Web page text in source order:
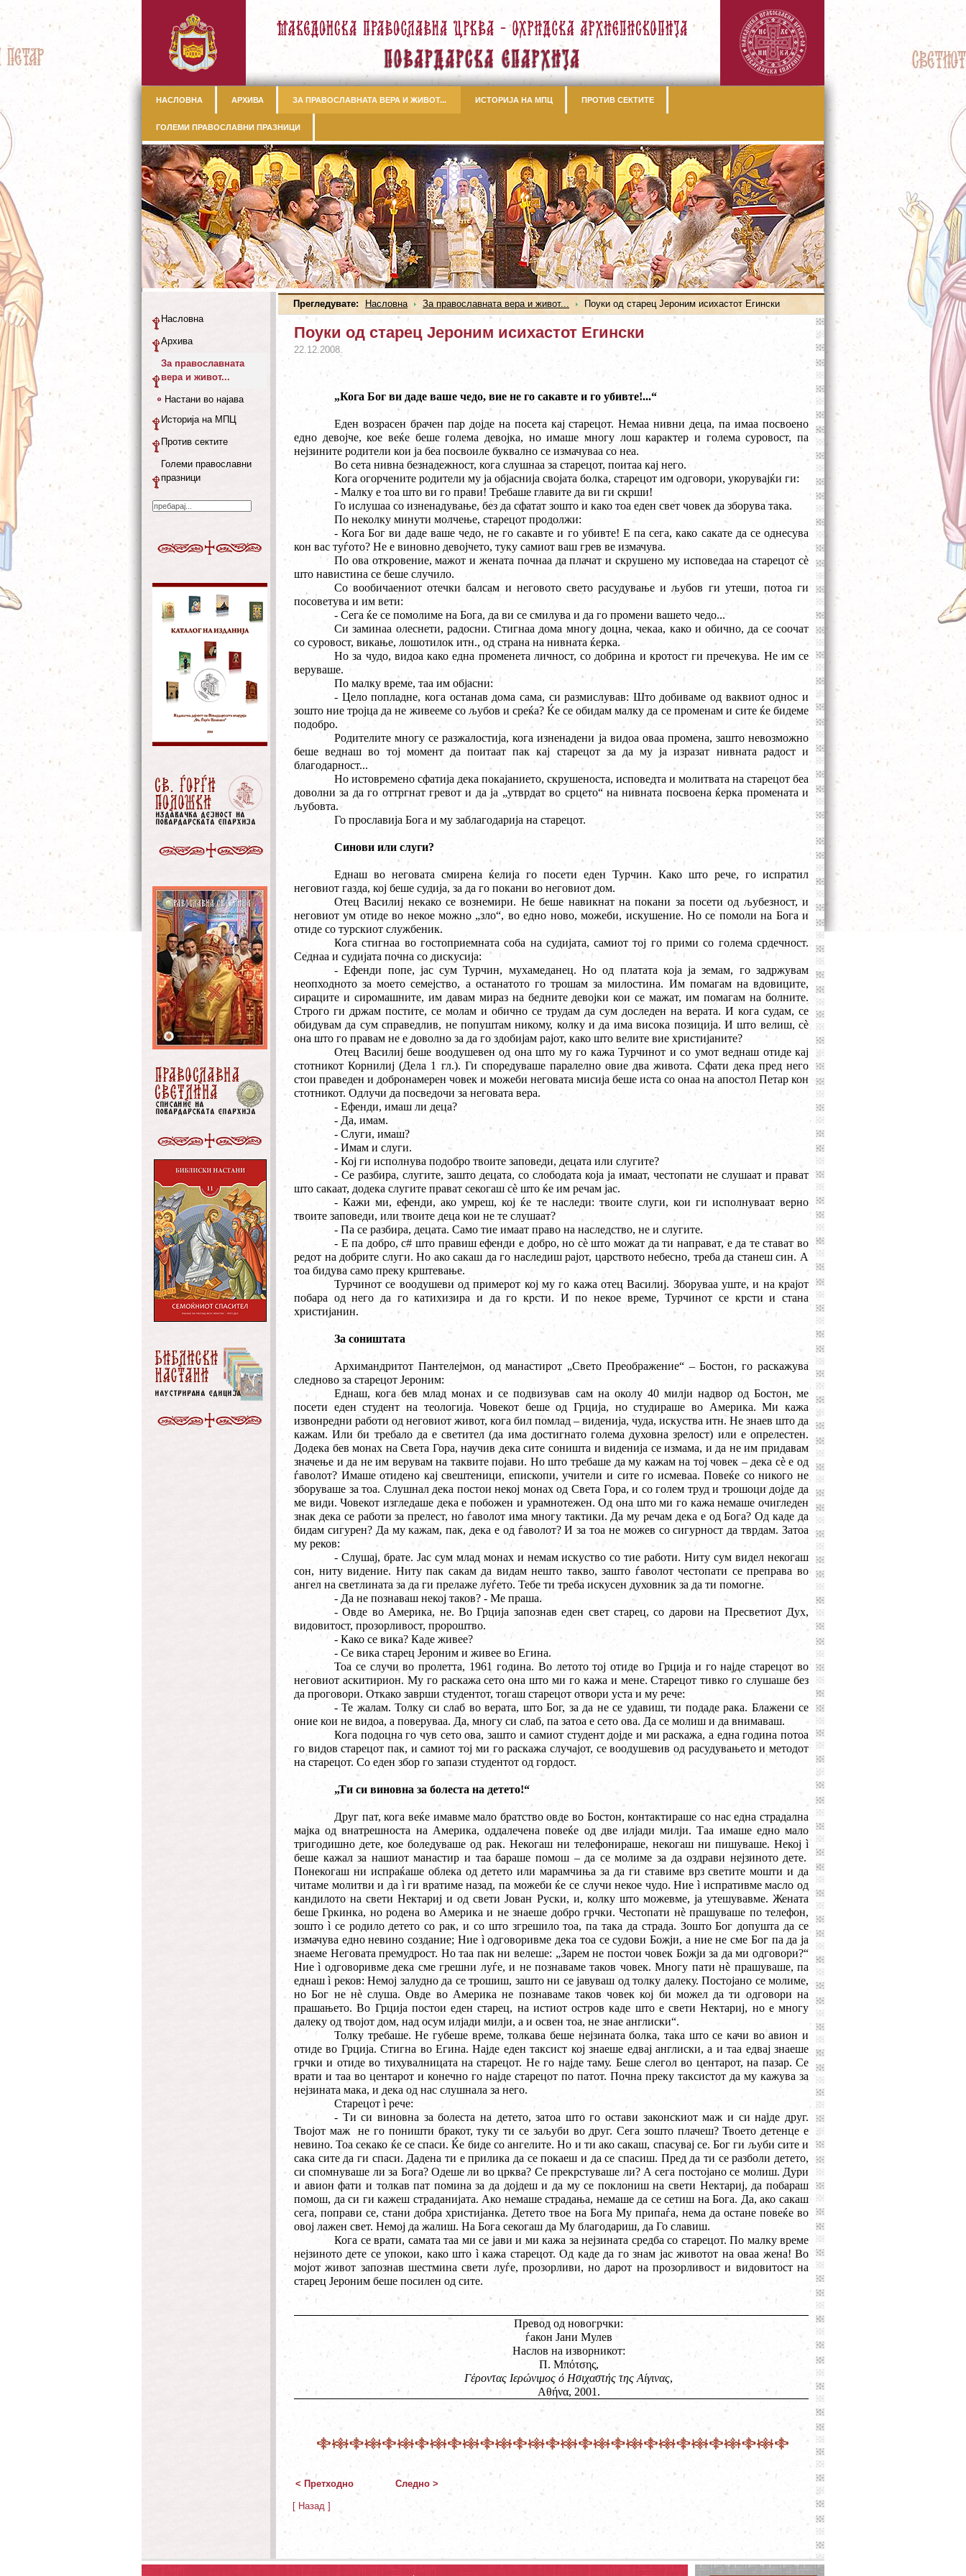
НАСЛОВНА АРХИВА ЗА ПРАВОСЛАВНАТА ВЕРА И ЖИВОТ... ИСТОРИЈА НА МПЦ ПРОТИВ СЕКТИТЕ
ГОЛЕМИ ПРАВОСЛАВНИ ПРАЗНИЦИ
Прегледувате: Насловна За православната вера и живот... Поуки од старец Јероним исихастот Eгински
Поуки од старец Јероним исихастот Eгински
22.12.2008.
„Кога Бог ви даде ваше чедо, вие не го сакавте и го убивте!...“
Еден возрасен брачен пар дојде на посета кај старецот. Немаа нивни деца, па имаа посвоено
едно девојче, кое веќе беше голема девојка, но имаше многу лош карактер и голема суровост, па
нејзините родители кои ја беа посвоиле буквално се измачуваа со неа.
Во сета нивна безнадежност, кога слушнаа за старецот, поитаа кај него.
Кога огорчените родители му ја објаснија својата болка, старецот им одговори, укорувајќи ги:
- Малку е тоа што ви го прави! Требаше главите да ви ги скрши!
Го ислушаа со изненадување, без да сфатат зошто и како тоа еден свет човек да зборува така.
По неколку минути молчење, старецот продолжи:
- Кога Бог ви даде ваше чедо, не го сакавте и го убивте! Е па сега, како сакате да се однесува
кон вас туѓото? Не е виновно девојчето, туку самиот ваш грев ве измачува.
По ова откровение, мажот и жената почнаа да плачат и скрушено му исповедаа на старецот сè
што навистина се беше случило.
Со вообичаениот отечки балсам и неговото свето расудување и љубов ги утеши, потоа ги
посоветува и им вети:
- Сега ќе се помолиме на Бога, да ви се смилува и да го промени вашето чедо...
Си заминаа олеснети, радосни. Стигнаа дома многу доцна, чекаа, како и обично, да се соочат
со суровост, викање, лошотилок итн., од страна на нивната ќерка.
Но за чудо, видоа како една променета личност, со добрина и кротост ги пречекува. Не им се
веруваше.
По малку време, таа им објасни:
- Цело попладне, кога останав дома сама, си размислував: Што добиваме од ваквиот однос и
зошто ние тројца да не живееме со љубов и среќа? Ќе се обидам малку да се променам и сите ќе бидеме
подобро.
Родителите многу се разжалостија, кога изненадени ја видоа оваа промена, зашто невозможно
беше веднаш во тој момент да поитаат пак кај старецот за да му ја изразат нивната радост и
благодарност...
Но истовремено сфатија дека покајанието, скрушеноста, исповедта и молитвата на старецот беа
доволни за да го оттргнат гревот и да ја „утврдат во срцето“ на нивната посвоена ќерка промената и
љубовта.
Го прославија Бога и му заблагодарија на старецот.
Синови или слуги?
Еднаш во неговата смирена ќелија го посети еден Турчин. Како што рече, го испратил
неговиот газда, кој беше судија, за да го покани во неговиот дом.
Отец Василиј некако се вознемири. Не беше навикнат на покани за посети од љубезност, и
неговиот ум отиде во некое можно „зло“, во едно ново, можеби, искушение. Но се помоли на Бога и
отиде со турскиот службеник.
Кога стигнаа во гостоприемната соба на судијата, самиот тој го прими со голема срдечност.
Седнаа и судијата почна со дискусија:
- Ефенди попе, јас сум Турчин, мухамеданец. Но од платата која ја земам, го задржувам
неопходното за моето семејство, а останатото го трошам за милостина. Им помагам на вдовиците,
сираците и сиромашните, им давам мираз на бедните девојки кои се мажат, им помагам на болните.
Строго ги држам постите, се молам и обично се трудам да сум доследен на верата. И кога судам, се
обидувам да сум справедлив, не попуштам никому, колку и да има висока позиција. И што велиш, сè
она што го правам не е доволно за да го здобијам рајот, како што велите вие христијаните?
Отец Василиј беше воодушевен од она што му го кажа Турчинот и со умот веднаш отиде кај
стотникот Корнилиј (Дела 1 гл.). Ги споредуваше паралелно овие два живота. Сфати дека пред него
стои праведен и добронамерен човек и можеби неговата мисија беше иста со онаа на апостол Петар кон
стотникот. Одлучи да посведочи за неговата вера.
- Ефенди, имаш ли деца?
- Да, имам.
- Слуги, имаш?
- Имам и слуги.
- Кој ги исполнува подобро твоите заповеди, децата или слугите?
- Се разбира, слугите, зашто децата, со слободата која ја имаат, честопати не слушаат и прават
што сакаат, додека слугите прават секогаш сè што ќе им речам јас.
- Кажи ми, ефенди, ако умреш, кој ќе те наследи: твоите слуги, кои ги исполнуваат верно
твоите заповеди, или твоите деца кои не те слушаат?
- Па се разбира, децата. Само тие имаат право на наследство, не и слугите.
- Е па добро, с# што правиш ефенди е добро, но сèшто можат да ти направат, е да те стават во
редот на добрите слуги. Но ако сакаш да го наследиш рајот, царството небесно, треба да станеш син. А
тоа бидува само преку крштевање.
Турчинот се воодушеви од примерот кој му го кажа отец Василиј. Зборуваа уште, и на крајот
побара од него да го катихизира и да го крсти. И по некое време, Турчинот се крсти и стана
христијанин.
За соништата
Архимандритот Пантелејмон, од манастирот „Свето Преображение“ – Бостон, го раскажува
следново за старецот Јероним:
Еднаш, кога бев млад монах и се подвизував сам на околу 40 милји надвор од Бостон, ме
посети еден студент на теологија. Човекот беше од Грција, но студираше во Америка. Ми кажа
извонредни работи од неговиот живот, кога бил помлад – виденија, чуда, искуства итн. Не знаев што да
кажам. Или би требало да е светител (да има достигнато голема духовна зрелост) или е опрелестен.
Додека бев монах на Света Гора, научив дека сите соништа и виденија се измама, и да не им придавам
значење и да не им верувам на таквите појави. Но што требаше да му кажам на тој човек – дека сèе од
ѓаволот? Имаше отидено кај свештеници, епископи, учители и сите го исмеваа. Повеќе со никого не
зборуваше за тоа. Слушнал дека постои некој монах од Света Гора, и со голем труд и трошоци дојде да
ме види. Човекот изгледаше дека е побожен и урамнотежен. Од она што ми го кажа немаше очигледен
знак дека се работи за прелест, но ѓаволот има многу тактики. Да му речам дека е од Бога? Од каде да
бидам сигурен? Да му кажам, пак, дека е од ѓаволот? И за тоа не можев со сигурност да тврдам. Затоа
му реков:
- Слушај, брате. Јас сум млад монах и немам искуство со тие работи. Ниту сум видел некогаш
сон, ниту видение. Ниту пак сакам да видам нешто такво, зашто ѓаволот честопати се преправа во
ангел на светлината за да ги прелаже луѓето. Тебе ти треба искусен духовник за да ти помогне.
- Да не познаваш некој таков? - Ме праша.
- Овде во Америка, не. Во Грција запознав еден свет старец, со дарови на Пресветиот Дух,
видовитост, прозорливост, пророштво.
- Како се вика? Каде живее?
- Се вика старец Јероним и живее во Егина.
Тоа се случи во пролетта, 1961 година. Во летото тој отиде во Грција и го најде старецот во
неговиот аскитирион. Му го раскажа сето она што ми го кажа и мене. Старецот тивко го слушаше без
да проговори. Откако заврши студентот, тогаш старецот отвори уста и му рече:
- Те жалам. Толку си слаб во верата, што Бог, за да не се удавиш, ти подаде рака. Блажени се
оние кои не видоа, а поверуваа. Да, многу си слаб, па затоа е сето ова. Да се молиш и да внимаваш.
Кога подоцна го чув сето ова, зашто и самиот студент дојде и ми раскажа, а една година потоа
го видов старецот пак, и самиот тој ми го раскажа случајот, се воодушевив од расудувањето и методот
на старецот. Со еден збор го запази студентот од гордост.
„Ти си виновна за болеста на детето!“
Друг пат, кога веќе имавме мало братство овде во Бостон, контактираше со нас една страдална
мајка од внатрешноста на Америка, оддалечена повеќе од две илјади милји. Таа имаше едно мало
тригодишно дете, кое боледуваше од рак. Некогаш ни телефонираше, некогаш ни пишуваше. Некој ì
беше кажал за нашиот манастир и таа бараше помош – да се молиме за да оздрави нејзиното дете.
Понекогаш ни испраќаше облека од детето или марамчиња за да ги ставиме врз светите мошти и да
читаме молитви и да ìги вратиме назад, па можеби ќе се случи некое чудо. Ниеì испративме масло од
кандилото на свети Нектариј и од свети Јован Руски, и, колку што можевме, ја утешувавме. Жената
беше Гркинка, но родена во Америка и не знаеше добро грчки. Честопати нèпрашуваше по телефон,
зошто ìсе родило детето со рак, и со што згрешило тоа, па така да страда. Зошто Бог допушта да се
измачува едно невино создание; Ние ìодговоривме дека тоа се судови Божји, а ние не сме Бог па да ја
знаеме Неговата премудрост. Но таа пак ни велеше: „Зарем не постои човек Божји за да ми одговори?“
Ниеì одговоривме дека сме грешни луѓе, и не познаваме таков човек. Многу пати нè прашуваше, па
еднашì реков: Немој залудно да се трошиш, зашто ни се јавуваш од толку далеку. Постојано се молиме,
но Бог не нèслуша. Овде во Америка не познаваме таков човек кој би можел да ти одговори на
прашањето. Во Грција постои еден старец, на истиот остров каде што е свети Нектариј, но е многу
далеку од твојот дом, над осум илјади милји, а и освен тоа, не знае англиски“.
Толку требаше. Не губеше време, толкава беше нејзината болка, така што се качи во авион и
отиде во Грција. Стигна во Егина. Најде еден таксист кој знаеше едвај англиски, а и таа едвај знаеше
грчки и отиде во тихувалницата на старецот. Не го најде таму. Беше слегол во центарот, на пазар. Се
врати и таа во центарот и конечно го најде старецот по патот. Почна преку таксистот да му кажува за
нејзината мака, и дека од нас слушнала за него.
Старецот ì рече:
- Ти си виновна за болеста на детето, затоа што го остави законскиот маж и си најде друг.
Твојот маж не го поништи бракот, туку ти се заљуби во друг. Сега зошто плачеш? Твоето детенце е
невино. Тоа секако ќе се спаси. Ќе биде со ангелите. Но и ти ако сакаш, спасувај се. Бог ги љуби сите и
сака сите да ги спаси. Дадена ти е прилика да се покаеш и да се спасиш. Пред да ти се разболи детето,
си спомнуваше ли за Бога? Одеше ли во црква? Се прекрстуваше ли? А сега постојано се молиш. Дури
и авион фати и толкав пат помина за да дојдеш и да му се поклониш на свети Нектариј, да побараш
помош, да си ги кажеш страданијата. Ако немаше страдања, немаше да се сетиш на Бога. Да, ако сакаш
сега, поправи се, стани добра христијанка. Детето твое на Бога Му припаѓа, нема да остане повеќе во
овој лажен свет. Немој да жалиш. На Бога секогаш да Му благодариш, да Го славиш.
Кога се врати, самата таа ми се јави и ми кажа за нејзината средба со старецот. По малку време
нејзиното дете се упокои, како што ìкажа старецот. Од каде да го знам јас животот на оваа жена! Во
мојот живот запознав шестмина свети луѓе, прозорливи, но дарот на прозорливост и видовитост на
старец Јероним беше посилен од сите.
Превод од новогрчки:
ѓакон Јани Мулев
Наслов на изворникот:
Π. Μπότσης,
Γέροντας Ιερώνιμος ό Ησιχαστής της Αίγινας,
Αθήνα, 2001.
< Претходно Следно >
[ Назад ]
Насловна
Архива
За православната
вера и живот...
Настани во најава
Историја на МПЦ
Против сектите
Големи православни
празници